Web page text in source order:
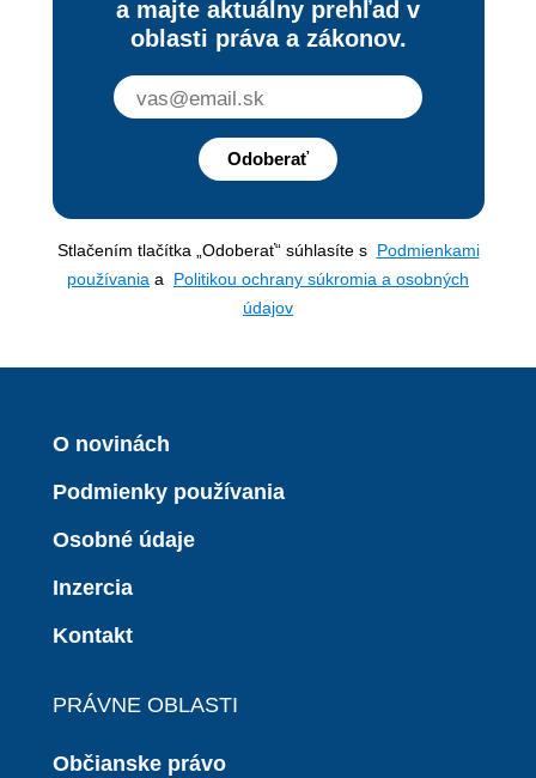
a majte aktuálny prehľad v
oblasti práva a zákonov.
Odoberať
Stlačením tlačítka „Odoberať“ súhlasíte s Podmienkami
používania a Politikou ochrany súkromia a osobných
údajov
O novinách
Podmienky používania
Osobné údaje
Inzercia
Kontakt
PRÁVNE OBLASTI
Občianske právo